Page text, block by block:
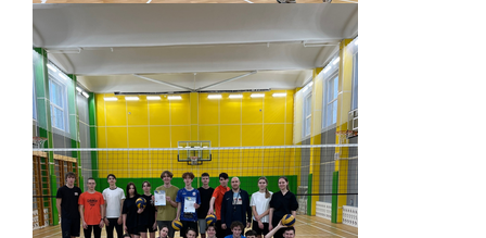
Начальная школа
Основная и старшая школа
Оценочные процедуры
Итоговая аттестация
ЕГЭ
ОГЭ